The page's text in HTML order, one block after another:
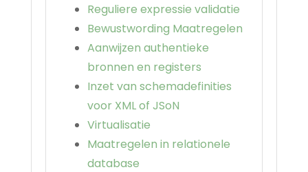
Reguliere expressie validatie
Bewustwording Maatregelen
Aanwijzen authentieke
bronnen en registers
Inzet van schemadefinities
voor XML of JSoN
Virtualisatie
Maatregelen in relationele
database